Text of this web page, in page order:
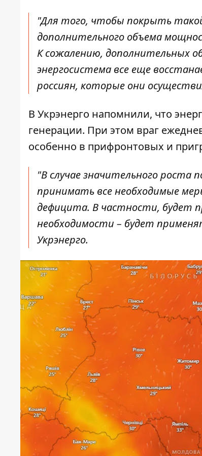
"Для того, чтобы покрыть
дополнительного объема
К сожалению, дополнительных
энергосистема все еще
россиян, которые они
В Укрэнерго напомнили, что
генерации. При этом враг
особенно в прифронтовых и
"В случае значительного роста
принимать все необходимые
дефицита. В частности, будет
необходимости – будет
Укрэнерго.